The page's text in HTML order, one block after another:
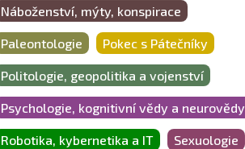
Náboženství, mýty, konspirace
Paleontologie Pokec s Pátečníky
Politologie, geopolitika a vojenství
Psychologie, kognitivní vědy a neurovědy
Robotika, kybernetika a IT Sexuologie